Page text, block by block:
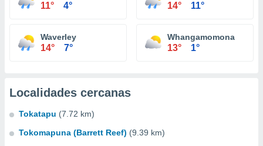
11° 4° 14° 11°
Waverley
14° 7°
Whangamomona
13° 1°
Localidades cercanas
Tokatapu (7.72 km)
Tokomapuna (Barrett Reef) (9.39 km)